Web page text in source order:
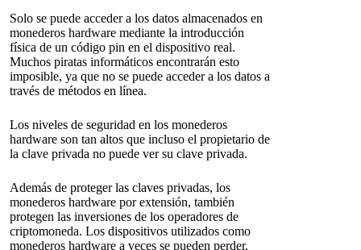
Solo se puede acceder a los datos almacenados en
monederos hardware mediante la introducción
física de un código pin en el dispositivo real.
Muchos piratas informáticos encontrarán esto
imposible, ya que no se puede acceder a los datos a
través de métodos en línea.
Los niveles de seguridad en los monederos
hardware son tan altos que incluso el propietario de
la clave privada no puede ver su clave privada.
Además de proteger las claves privadas, los
monederos hardware por extensión, también
protegen las inversiones de los operadores de
criptomoneda. Los dispositivos utilizados como
monederos hardware a veces se pueden perder,